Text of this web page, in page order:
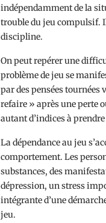
indépendamment de la
trouble du jeu compulsif.
discipline.
On peut repérer une
problème de jeu se
par des pensées tournées
refaire » après une perte
autant d’indices à
La dépendance au jeu
comportement. Les
substances, des
dépression, un stress
intégrante d’une
jeu.